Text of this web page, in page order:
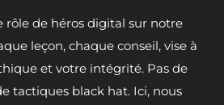
rôle de héros digital sur notre
leçon, chaque conseil, vise à
et votre intégrité. Pas de
tactiques black hat. Ici, nous